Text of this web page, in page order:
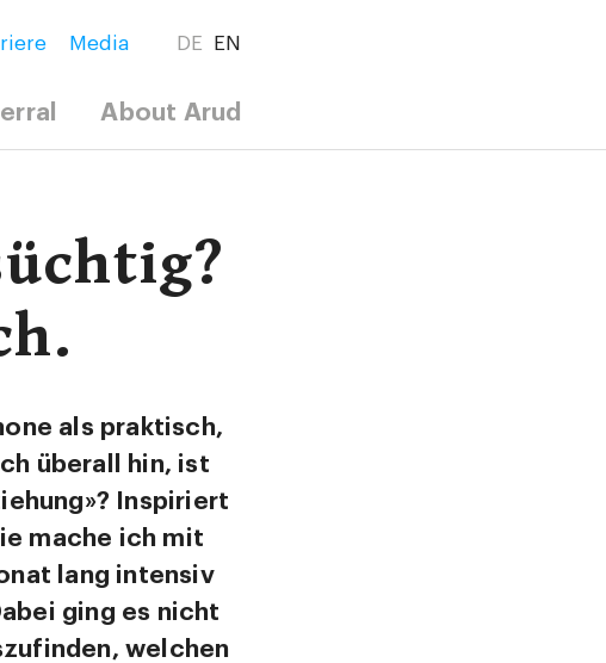
Media DE EN
About Arud
als praktisch,
überall hin, ist
Inspiriert
mache ich mit
lang intensiv
ging es nicht
welchen